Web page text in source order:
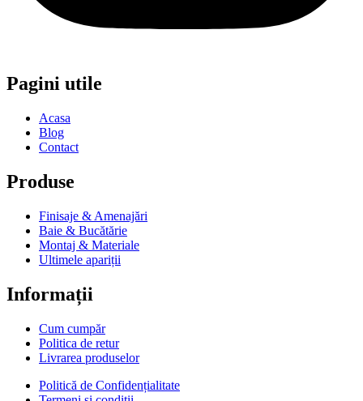
Pagini utile
Acasa
Blog
Contact
Produse
Finisaje & Amenajări
Baie & Bucătărie
Montaj & Materiale
Ultimele apariții
Informații
Cum cumpăr
Politica de retur
Livrarea produselor
Politică de Confidențialitate